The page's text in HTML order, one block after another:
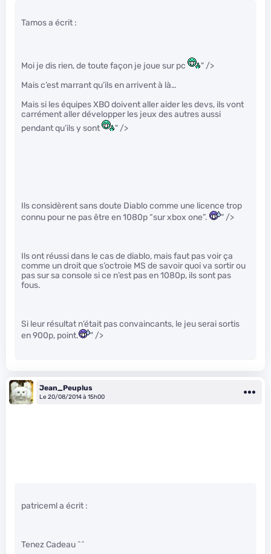
Tamos a écrit :
Moi je dis rien, de toute façon je joue sur pc
" />
Mais c’est marrant qu’ils en arrivent à là…
Mais si les équipes XBO doivent aller aider les devs, ils vont
carrément aller développer les jeux des autres aussi
pendant qu’ils y sont
" />
Ils considèrent sans doute Diablo comme une licence trop
connu pour ne pas être en 1080p “sur xbox one”.
" />
Ils ont réussi dans le cas de diablo, mais faut pas voir ça
comme un droit que s’octroie MS de savoir quoi va sortir ou
pas sur sa console si ce n’est pas en 1080p, ils sont pas
fous.
Si leur résultat n’était pas convaincants, le jeu serai sortis
en 900p, point.
" />
Jean_Peuplus
Le 20/08/2014 à 15h00
patriceml a écrit :
Tenez Cadeau ^^